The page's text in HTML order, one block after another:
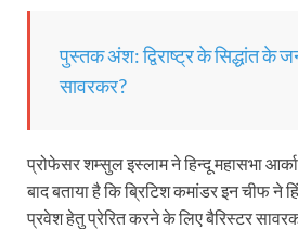
पुस्तक अंश: द्विराष्ट्र के सिद्धांत के
सावरकर?
प्रोफेसर शम्सुल इस्लाम ने हिन्दू महासभा
बाद बताया है कि ब्रिटिश कमांडर इन चीफ ने
प्रवेश हेतु प्रेरित करने के लिए बैरिस्टर